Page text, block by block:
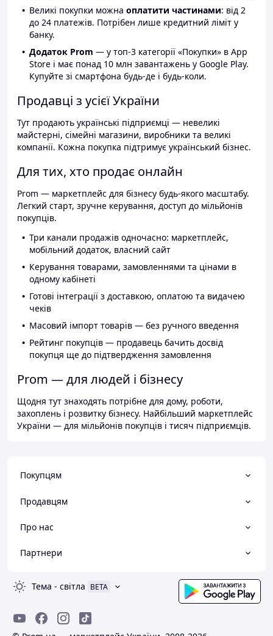
Великі покупки можна оплатити частинами: від 2
до 24 платежів. Потрібен лише кредитний ліміт у
банку.
Додаток Prom — у топ-3 категорії «Покупки» в App
Store і має понад 10 млн завантажень у Google Play.
Купуйте зі смартфона будь-де і будь-коли.
Продавці з усієї України
Тут продають українські підприємці — невеликі
майстерні, сімейні магазини, виробники та великі
компанії. Кожна покупка підтримує український бізнес.
Для тих, хто продає онлайн
Prom — маркетплейс для бізнесу будь-якого масштабу.
Легкий старт, зручне керування, доступ до мільйонів
покупців.
Три канали продажів одночасно: маркетплейс,
мобільний додаток, власний сайт
Керування товарами, замовленнями та цінами в
одному кабінеті
Готові інтеграції з доставкою, оплатою та видачею
чеків
Масовий імпорт товарів — без ручного введення
Рейтинг покупців — продавець бачить досвід
покупця ще до підтвердження замовлення
Prom — для людей і бізнесу
Щодня тут знаходять потрібне для дому, роботи,
захоплень і розвитку бізнесу. Найбільший маркетплейс
України — для мільйонів покупців і тисяч підприємців.
Покупцям
Продавцям
Про нас
Партнери
Тема - світла BETA